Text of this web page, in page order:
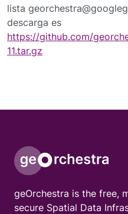
lista
descarga es
https://github.com/
11.tar.gz
geOrchestra is the free,
secure Spatial Data